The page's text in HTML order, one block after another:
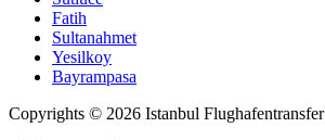
Fatih
Sultanahmet
Yesilkoy
Bayrampasa
Copyrights © 2026 Istanbul Flughafentransfer